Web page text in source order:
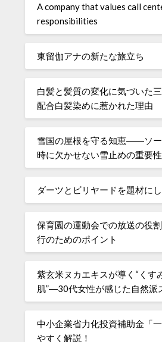
A company that values ​​call
responsibilities
東留伽アナの新たな旅立ち
白髪と髪質の変化に気づいた
配合白髪染めに惹かれた理由
雪国の屋根を守る知恵――ソ
時に欠かせない雪止めの重要
ダーツとビリヤードを題材に
保育園の運動会での放送の役
行のためのポイント
紫玄米ヌカエキスが導く“くす
肌”―30代女性が感じた自然派
中小企業省力化投資補助金「
やすく解説！